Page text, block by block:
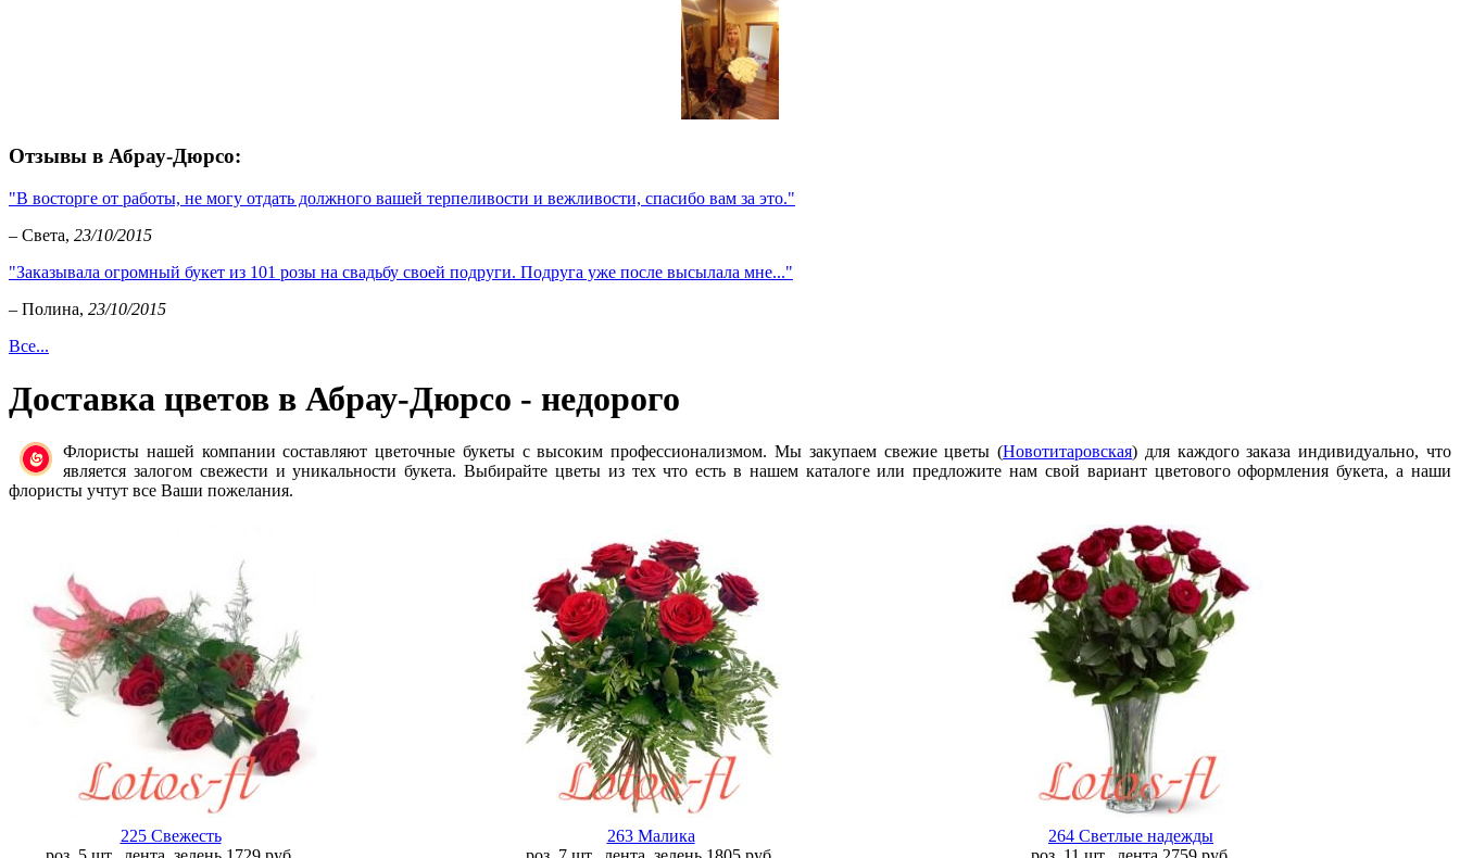
Отзывы в Абрау-Дюрсо:
"В восторге от работы, не могу отдать должного вашей терпеливости и вежливости, спасибо вам за это."
– Света, 23/10/2015
"Заказывала огромный букет из 101 розы на свадьбу своей подруги. Подруга уже после высылала мне..."
– Полина, 23/10/2015
Все...
Доставка цветов в Абрау-Дюрсо - недорого
Флористы нашей компании составляют цветочные букеты с высоким профессионализмом. Мы закупаем свежие цветы (Новотитаровская) для каждого заказа индивидуально, что
является залогом свежести и уникальности букета. Выбирайте цветы из тех что есть в нашем каталоге или предложите нам свой вариант цветового оформления букета, а наши
флористы учтут все Ваши пожелания.
225 Свежесть
263 Малика
264 Светлые надежды